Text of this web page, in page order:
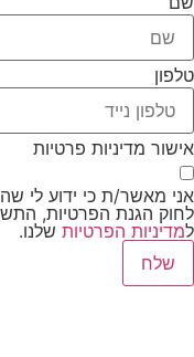
טלפון
אישור מדיניות פרטיות
אני מאשר/ת כי ידוע לי
למדיניות הפרטיות שלנו.
שלח